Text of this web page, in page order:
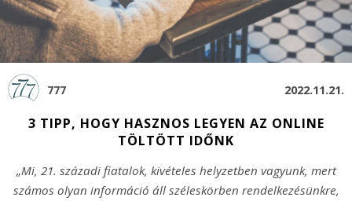
777 2022.11.21.
3 TIPP, HOGY HASZNOS LEGYEN AZ ONLINE
TÖLTÖTT IDŐNK
„Mi, 21. századi fiatalok, kivételes helyzetben vagyunk, mert
számos olyan információ áll széleskörben rendelkezésünkre,